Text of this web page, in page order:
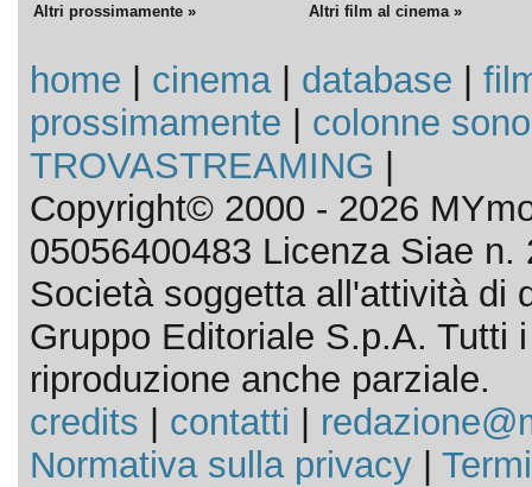
Altri prossimamente » Altri film al cinema »
home cinema| database
prossimamente
colonne
TROVASTREAMING
Copyright© 2000 - 2026
05056400483 Licenza Siae n.
Società soggetta all'attività di
Gruppo Editoriale S.p.A. Tutti
riproduzione anche parziale.
credits
contatti
Normativa sulla privacy|